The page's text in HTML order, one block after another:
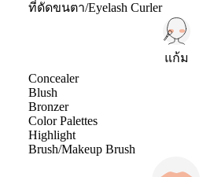
ที่ดัดขนตา/Eyelash Curler
แก้ม
Concealer
Blush
Bronzer
Color Palettes
Highlight
Brush/Makeup Brush